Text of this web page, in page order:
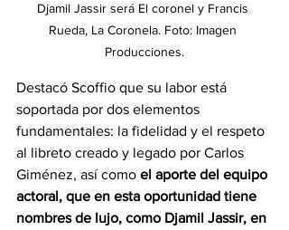
Djamil Jassir será El coronel y Francis
Rueda, La Coronela. Foto: Imagen
Producciones.
Destacó Scoffio que su labor está
soportada por dos elementos
fundamentales: la fidelidad y el respeto
al libreto creado y legado por Carlos
Giménez, así como el aporte del equipo
actoral, que en esta oportunidad tiene
nombres de lujo, como Djamil Jassir, en